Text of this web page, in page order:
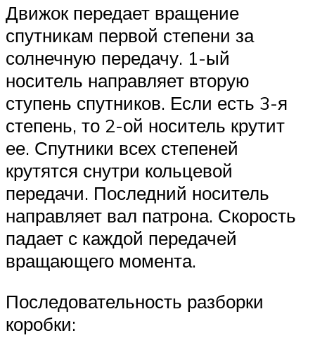
Движок передает вращение
спутникам первой степени за
солнечную передачу. 1-ый
носитель направляет вторую
ступень спутников. Если есть 3-я
степень, то 2-ой носитель крутит
ее. Спутники всех степеней
крутятся снутри кольцевой
передачи. Последний носитель
направляет вал патрона. Скорость
падает с каждой передачей
вращающего момента.
Последовательность разборки
коробки: